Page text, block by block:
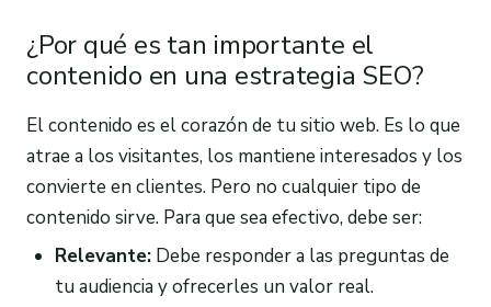
¿Por qué es tan importante el
contenido en una estrategia SEO?
El contenido es el corazón de tu sitio web. Es lo que
atrae a los visitantes, los mantiene interesados y los
convierte en clientes. Pero no cualquier tipo de
contenido sirve. Para que sea efectivo, debe ser:
Relevante:Debe responder a las preguntas de
tu audiencia y ofrecerles un valor real.